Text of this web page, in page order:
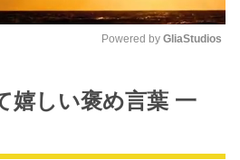
u
t
Powered by GliaStudios
嬉しい褒め言葉 一